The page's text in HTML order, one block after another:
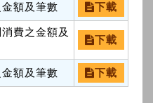
額及筆數 下載
費之金額及
下載
額及筆數 下載